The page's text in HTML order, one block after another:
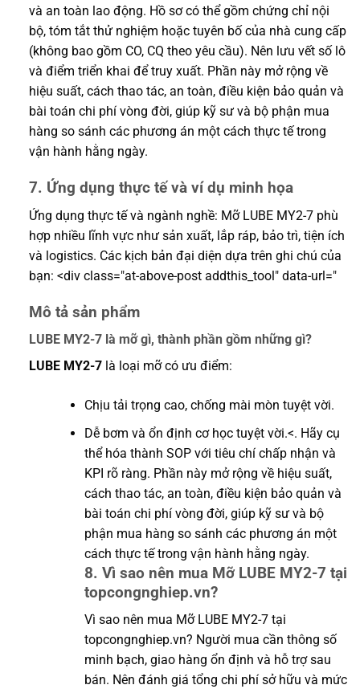
và an toàn lao động. Hồ sơ có thể gồm chứng chỉ nội
bộ, tóm tắt thử nghiệm hoặc tuyên bố của nhà cung cấp
(không bao gồm CO, CQ theo yêu cầu). Nên lưu vết số lô
và điểm triển khai để truy xuất. Phần này mở rộng về
hiệu suất, cách thao tác, an toàn, điều kiện bảo quản và
bài toán chi phí vòng đời, giúp kỹ sư và bộ phận mua
hàng so sánh các phương án một cách thực tế trong
vận hành hằng ngày.
7. Ứng dụng thực tế và ví dụ minh họa
Ứng dụng thực tế và ngành nghề: Mỡ LUBE MY2-7 phù
hợp nhiều lĩnh vực như sản xuất, lắp ráp, bảo trì, tiện ích
và logistics. Các kịch bản đại diện dựa trên ghi chú của
bạn: <div class="at-above-post addthis_tool" data-url="
Mô tả sản phẩm
LUBE MY2-7 là mỡ gì, thành phần gồm những gì?
LUBE MY2-7là loại mỡ có ưu điểm:
Chịu tải trọng cao, chống mài mòn tuyệt vời.
Dễ bơm và ổn định cơ học tuyệt vời.<. Hãy cụ
thể hóa thành SOP với tiêu chí chấp nhận và
KPI rõ ràng. Phần này mở rộng về hiệu suất,
cách thao tác, an toàn, điều kiện bảo quản và
bài toán chi phí vòng đời, giúp kỹ sư và bộ
phận mua hàng so sánh các phương án một
cách thực tế trong vận hành hằng ngày.
8. Vì sao nên mua Mỡ LUBE MY2-7 tại
topcongnghiep.vn?
Vì sao nên mua Mỡ LUBE MY2-7 tại
topcongnghiep.vn? Người mua cần thông số
minh bạch, giao hàng ổn định và hỗ trợ sau
bán. Nên đánh giá tổng chi phí sở hữu và mức